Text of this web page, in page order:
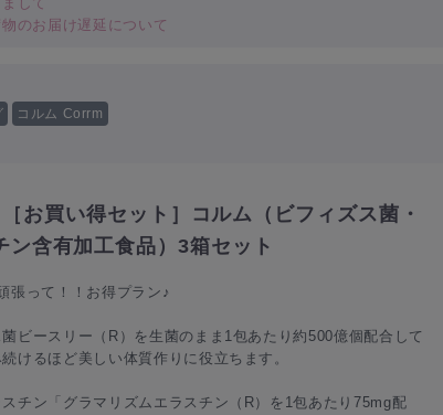
のお届け遅延について
コルム Corrm
［お買い得セット］コルム（ビフィズス菌・
ン含有加工食品）3箱セット
張って！！お得プラン♪
ビースリー（R）を生菌のまま1包あたり約500億個配合して
けるほど美しい体質作りに役立ちます。
チン「グラマリズムエラスチン（R）を1包あたり75mg配